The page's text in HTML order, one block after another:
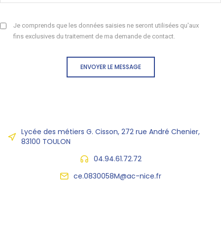
Je comprends que les données saisies ne seront utilisées qu'aux
fins exclusives du traitement de ma demande de contact.
ENVOYER LE MESSAGE
Lycée des métiers G. Cisson, 272 rue André Chenier,
83100 TOULON
04.94.61.72.72
ce.0830058M@ac-nice.fr